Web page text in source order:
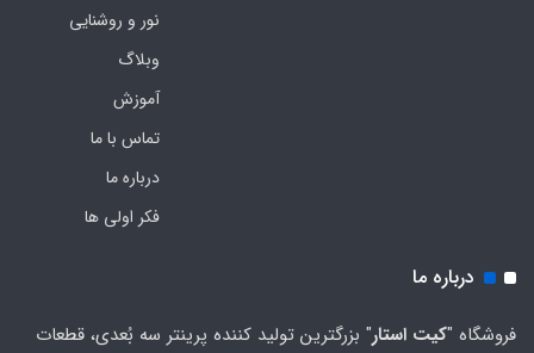
نور و روشنایی
وبلاگ
آموزش
تماس با ما
درباره ما
فکر اولی ها
درباره ما
فروشگاه "کیت استار" بزرگترین تولید کننده پرینتر سه بُعدی، قطعات